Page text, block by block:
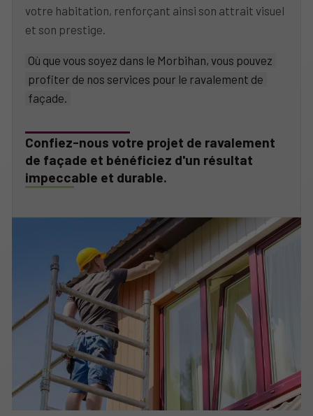
votre habitation, renforçant ainsi son attrait visuel
et son prestige.
Où que vous soyez dans le Morbihan, vous pouvez
profiter de nos services pour le ravalement de
façade.
Confiez-nous votre projet de ravalement
de façade et bénéficiez d'un résultat
impeccable et durable.